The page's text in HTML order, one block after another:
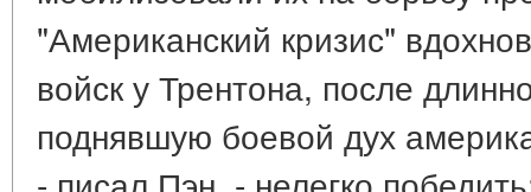
"Американский кризис"
войск у Трентона, после
поднявшую боевой дух